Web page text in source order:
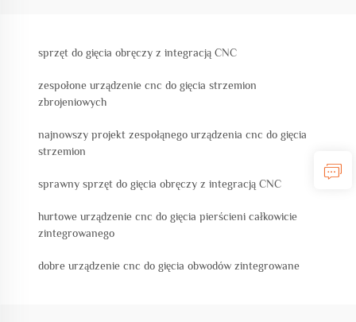
sprzęt do gięcia obręczy z integracją CNC
zespołone urządzenie cnc do gięcia strzemion
zbrojeniowych
najnowszy projekt zespołąnego urządzenia cnc do gięcia
strzemion
sprawny sprzęt do gięcia obręczy z integracją CNC
hurtowe urządzenie cnc do gięcia pierścieni całkowicie
zintegrowanego
dobre urządzenie cnc do gięcia obwodów zintegrowane